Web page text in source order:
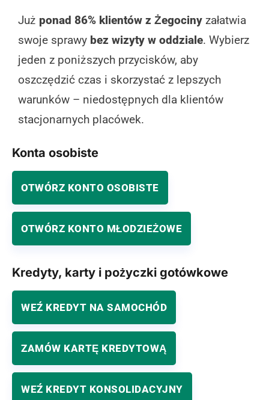
Już ponad 86% klientów z Żegociny załatwia
swoje sprawy bez wizyty w oddziale. Wybierz
jeden z poniższych przycisków, aby
oszczędzić czas i skorzystać z lepszych
warunków – niedostępnych dla klientów
stacjonarnych placówek.
Konta osobiste
OTWÓRZ KONTO OSOBISTE
OTWÓRZ KONTO MŁODZIEŻOWE
Kredyty, karty i pożyczki gotówkowe
WEŹ KREDYT NA SAMOCHÓD
ZAMÓW KARTĘ KREDYTOWĄ
WEŹ KREDYT KONSOLIDACYJNY